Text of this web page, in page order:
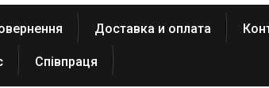
Доставка и оплата
Співпраця